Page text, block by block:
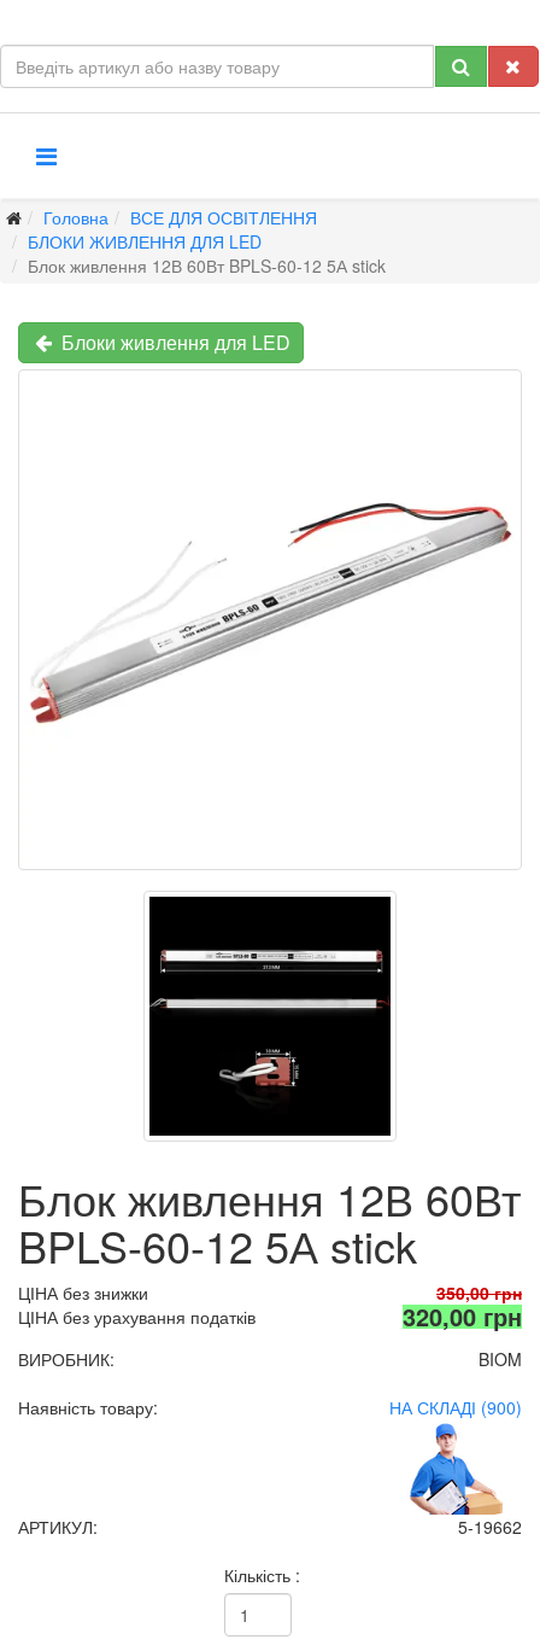
Головна
ВСЕ ДЛЯ ОСВІТЛЕННЯ
БЛОКИ ЖИВЛЕННЯ ДЛЯ LED
Блок живлення 12В 60Вт BPLS-60-12 5А stick
Блоки живлення для LED
Блок живлення 12В 60Вт
BPLS-60-12 5А stick
ЦІНА без знижки
350,00 грн
ЦІНА без урахування податків
320,00 грн
ВИРОБНИК:
BIOM
Наявність товару:
НА СКЛАДІ (900)
АРТИКУЛ:
5-19662
Кількість :